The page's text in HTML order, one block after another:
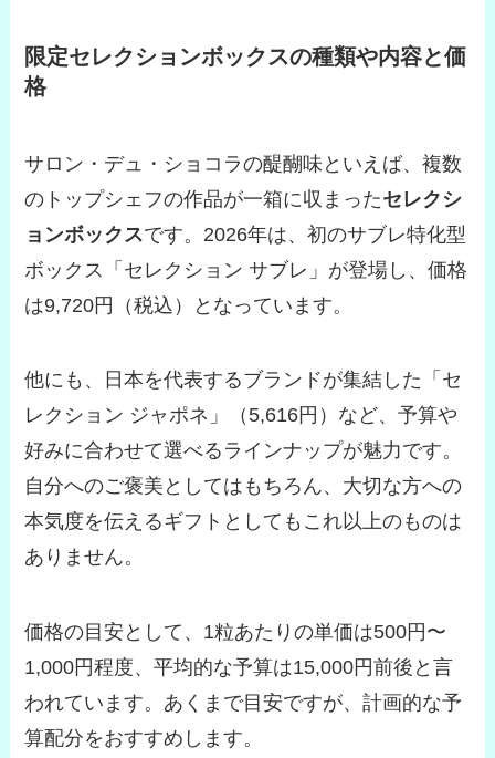
限定セレクションボックスの種類や内容と価
格
サロン・デュ・ショコラの醍醐味といえば、複数
のトップシェフの作品が一箱に収まったセレクシ
ョンボックスです。2026年は、初のサブレ特化型
ボックス「セレクション サブレ」が登場し、価格
は9,720円（税込）となっています。
他にも、日本を代表するブランドが集結した「セ
レクション ジャポネ」（5,616円）など、予算や
好みに合わせて選べるラインナップが魅力です。
自分へのご褒美としてはもちろん、大切な方への
本気度を伝えるギフトとしてもこれ以上のものは
ありません。
価格の目安として、1粒あたりの単価は500円〜
1,000円程度、平均的な予算は15,000円前後と言
われています。あくまで目安ですが、計画的な予
算配分をおすすめします。